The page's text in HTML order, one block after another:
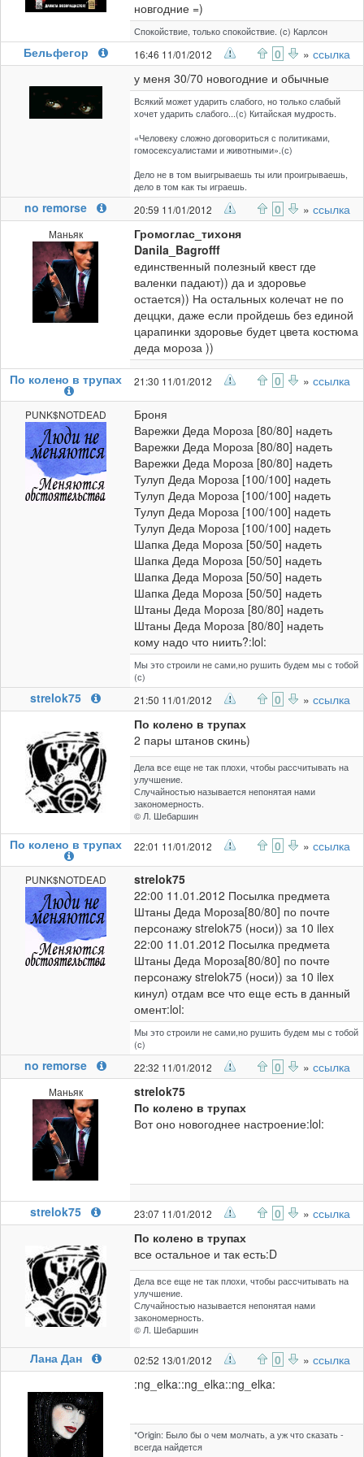
новгодние =)
Спокойствие, только спокойствие. (c) Карлсон
Бельфегор 16:46 11/01/2012 0 » ссылка
у меня 30/70 новогодние и обычные
Всякий может ударить слабого, но только слабый
хочет ударить слабого...(с) Китайская мудрость.
«Человеку сложно договориться с политиками,
гомосексуалистами и животными».(с)
Дело не в том выигрываешь ты или проигрываешь,
дело в том как ты играешь.
no remorse 20:59 11/01/2012 0 » ссылка
Маньяк
Громоглас_тихоня
Danila_Bagrofff
единственный полезный квест где
валенки падают)) да и здоровье
остается)) На остальных колечат не по
деццки, даже если пройдешь без единой
царапинки здоровье будет цвета костюма
деда мороза ))
По колено в трупах
21:30 11/01/2012 0 » ссылка
PUNK$NOTDEAD
Броня
Варежки Деда Мороза [80/80] надеть
Варежки Деда Мороза [80/80] надеть
Варежки Деда Мороза [80/80] надеть
Тулуп Деда Мороза [100/100] надеть
Тулуп Деда Мороза [100/100] надеть
Тулуп Деда Мороза [100/100] надеть
Тулуп Деда Мороза [100/100] надеть
Шапка Деда Мороза [50/50] надеть
Шапка Деда Мороза [50/50] надеть
Шапка Деда Мороза [50/50] надеть
Шапка Деда Мороза [50/50] надеть
Штаны Деда Мороза [80/80] надеть
Штаны Деда Мороза [80/80] надеть
кому надо что ниить?:lol:
Мы это строили не сами,но рушить будем мы с тобой
(с)
strelok75 21:50 11/01/2012 0 » ссылка
По колено в трупах
2 пары штанов скинь)
Дела все еще не так плохи, чтобы рассчитывать на
улучшение.
Случайностью называется непонятая нами
закономерность.
© Л. Шебаршин
По колено в трупах 22:01 11/01/2012 0 » ссылка
PUNK$NOTDEAD
strelok75
22:00 11.01.2012 Посылка предмета
Штаны Деда Мороза[80/80] по почте
персонажу strelok75 (носи)) за 10 ilex
22:00 11.01.2012 Посылка предмета
Штаны Деда Мороза[80/80] по почте
персонажу strelok75 (носи)) за 10 ilex
кинул) отдам все что еще есть в данный
омент:lol:
Мы это строили не сами,но рушить будем мы с тобой
(с)
no remorse 22:32 11/01/2012 0 » ссылка
Маньяк
strelok75
По колено в трупах
Вот оно новогоднее настроение:lol:
strelok75 23:07 11/01/2012 0 » ссылка
По колено в трупах
все остальное и так есть:D
Дела все еще не так плохи, чтобы рассчитывать на
улучшение.
Случайностью называется непонятая нами
закономерность.
© Л. Шебаршин
Лана Дан 02:52 13/01/2012 0 » ссылка
:ng_elka::ng_elka::ng_elka:
*Origin: Было бы о чем молчать, а уж что сказать -
всегда найдется